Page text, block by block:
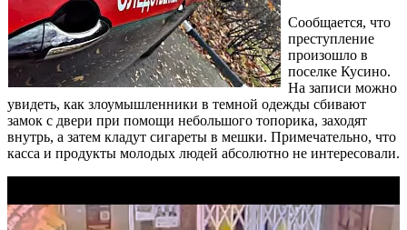
Сообщается, что
преступление
произошло в
поселке Кусино.
На записи можно
увидеть, как злоумышленники в темной одежды сбивают
замок с двери при помощи небольшого топорика, заходят
внутрь, а затем кладут сигареты в мешки. Примечательно, что
касса и продукты молодых людей абсолютно не интересовали.